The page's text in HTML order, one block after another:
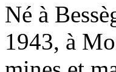
Né à
1943, à